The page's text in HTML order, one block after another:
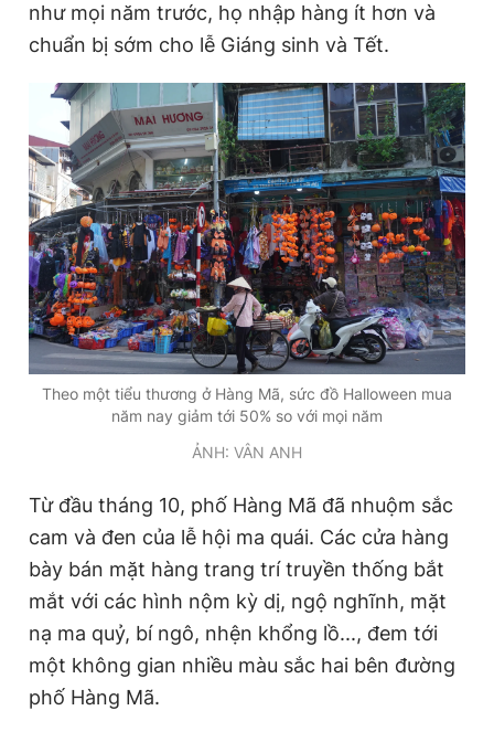
như mọi năm trước, họ nhập hàng ít hơn và
chuẩn bị sớm cho lễ Giáng sinh và Tết.
Theo một tiểu thương ở Hàng Mã, sức đồ Halloween mua
năm nay giảm tới 50% so với mọi năm
ẢNH: VÂN ANH
Từ đầu tháng 10, phố Hàng Mã đã nhuộm sắc
cam và đen của lễ hội ma quái. Các cửa hàng
bày bán mặt hàng trang trí truyền thống bắt
mắt với các hình nộm kỳ dị, ngộ nghĩnh, mặt
nạ ma quỷ, bí ngô, nhện khổng lồ..., đem tới
một không gian nhiều màu sắc hai bên đường
phố Hàng Mã.